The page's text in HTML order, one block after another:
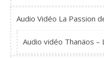
Audio Vidéo La Passion
Audio vidéo Thanäos –